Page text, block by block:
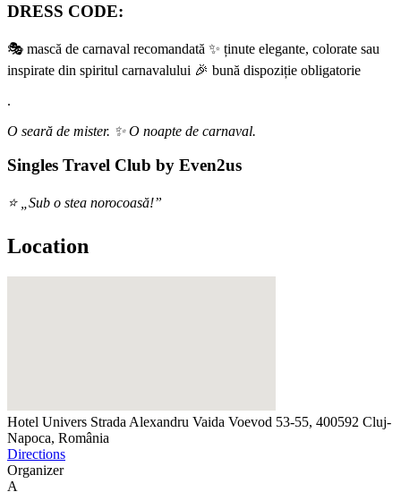
DRESS CODE:
🎭 mască de carnaval recomandată ✨ ținute elegante, colorate sau
inspirate din spiritul carnavalului 🎉 bună dispoziție obligatorie
.
O seară de mister. ✨ O noapte de carnaval.
Singles Travel Club by Even2us
⭐ „Sub o stea norocoasă!”
Location
Hotel Univers Strada Alexandru Vaida Voevod 53-55, 400592 Cluj-
Napoca, România
Directions
Organizer
A